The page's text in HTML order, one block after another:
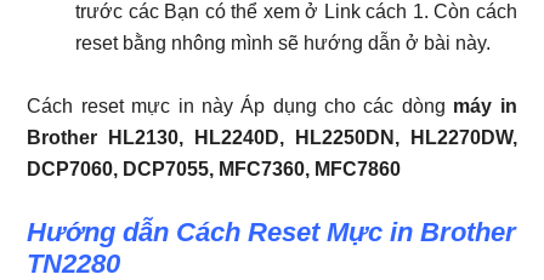
trước các Bạn có thể xem ở Link cách 1. Còn cách
reset bằng nhông mình sẽ hướng dẫn ở bài này.
Cách reset mực in này Áp dụng cho các dòng máy in
Brother HL2130, HL2240D, HL2250DN, HL2270DW,
DCP7060, DCP7055, MFC7360, MFC7860
Hướng dẫn Cách Reset Mực in Brother
TN2280